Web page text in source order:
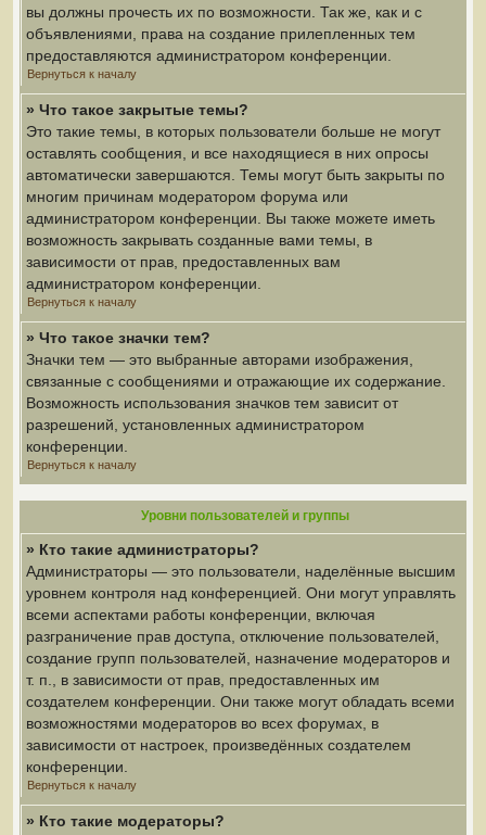
вы должны прочесть их по возможности. Так же, как и с
объявлениями, права на создание прилепленных тем
предоставляются администратором конференции.
Вернуться к началу
» Что такое закрытые темы?
Это такие темы, в которых пользователи больше не могут
оставлять сообщения, и все находящиеся в них опросы
автоматически завершаются. Темы могут быть закрыты по
многим причинам модератором форума или
администратором конференции. Вы также можете иметь
возможность закрывать созданные вами темы, в
зависимости от прав, предоставленных вам
администратором конференции.
Вернуться к началу
» Что такое значки тем?
Значки тем — это выбранные авторами изображения,
связанные с сообщениями и отражающие их содержание.
Возможность использования значков тем зависит от
разрешений, установленных администратором
конференции.
Вернуться к началу
Уровни пользователей и группы
» Кто такие администраторы?
Администраторы — это пользователи, наделённые высшим
уровнем контроля над конференцией. Они могут управлять
всеми аспектами работы конференции, включая
разграничение прав доступа, отключение пользователей,
создание групп пользователей, назначение модераторов и
т. п., в зависимости от прав, предоставленных им
создателем конференции. Они также могут обладать всеми
возможностями модераторов во всех форумах, в
зависимости от настроек, произведённых создателем
конференции.
Вернуться к началу
» Кто такие модераторы?